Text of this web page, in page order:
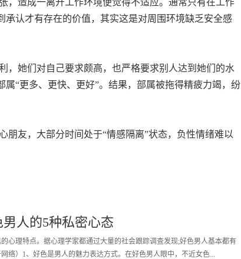
造成一离开工作环境便觉得不适应。通常只有在工作
认才有存在的价值，其实这是对周围环境缺乏安全感
她们对自己要求颇高，也严格要求别人达到她们的水
“更多、更快、更好”。结果，部属被拖得精疲力竭，纷
友，大部分时间处于“情感隔离”状态，负性情绪难以
人的5种私密心态
心理特点。据心理学家都通过大量的社会跟踪调查发现;好色男人基本都有
络）1、好色是男人的魅力表达方式。在好色男人眼中，不近女色...